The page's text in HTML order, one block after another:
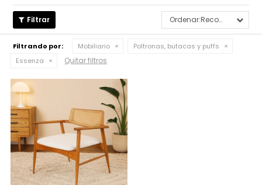
Recomendados
Filtrando por: Mobiliario
Poltronas, butacas y puffs
Essenza
Quitar filtros